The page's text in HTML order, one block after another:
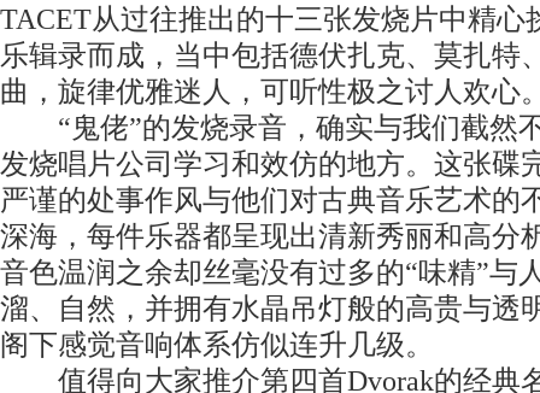
TACET从过往推出的十三张发烧片中精心
乐辑录而成，当中包括德伏扎克、莫扎特
曲，旋律优雅迷人，可听性极之讨人欢心
“鬼佬”的发烧录音，确实与我们截然
发烧唱片公司学习和效仿的地方。这张碟
严谨的处事作风与他们对古典音乐艺术的
深海，每件乐器都呈现出清新秀丽和高分
音色温润之余却丝毫没有过多的“味精”与
溜、自然，并拥有水晶吊灯般的高贵与透
阁下感觉音响体系仿似连升几级。
值得向大家推介第四首Dvorak的经典